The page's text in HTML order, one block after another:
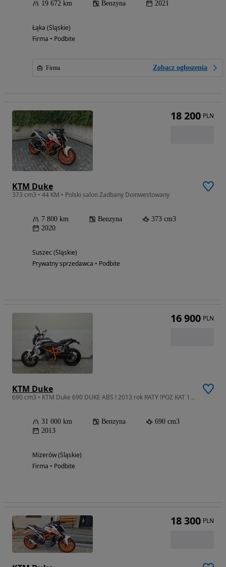
19 672 km Benzyna 2021
Łąka (Śląskie)
Firma • Podbite
Firma Zobacz ogłoszenia
KTM Duke
373 cm3 • 44 KM • Polski salon Zadbany Doinwestowany
7 800 km Benzyna
373 cm3
2020
Suszec (Śląskie)
Prywatny sprzedawca • Podbite
18 200 PLN
KTM Duke
690 cm3 • KTM Duke 690 DUKE ABS ! 2013 rok RATY !POZ KAT 104
31 000 km Benzyna
690 cm3
2013
Mizerów (Śląskie)
Firma • Podbite
16 900 PLN
18 300 PLN